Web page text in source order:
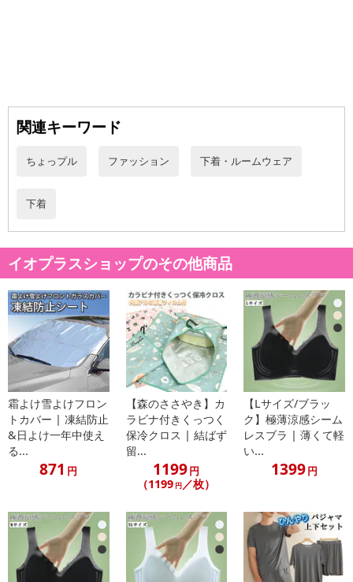
関連キーワード
ちょっプル ファッション 下着・ルームウェア
下着
イオプラスショップのその他商品
霜よけ雪よけフロン
トカバー | 凍結防止
&日よけ一年中使え
る...
871 円
【森のささやき】カ
ラビナ付きくっつく
保冷クロス | 結ばず
留...
1199円
（1199 円／枚）
【Lサイズ/ブラッ
ク】極薄涼感シーム
レスブラ | 薄くて軽
い...
1399円